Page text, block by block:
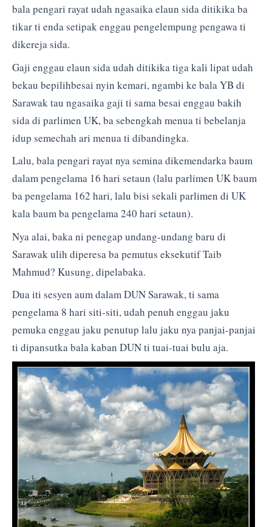
bala pengari rayat udah ngasaika elaun sida ditikika ba
tikar ti enda setipak enggau pengelempung pengawa ti
dikereja sida.
Gaji enggau elaun sida udah ditikika tiga kali lipat udah
bekau bepilihbesai nyin kemari, ngambi ke bala YB di
Sarawak tau ngasaika gaji ti sama besai enggau bakih
sida di parlimen UK, ba sebengkah menua ti bebelanja
idup semechah ari menua ti dibandingka.
Lalu, bala pengari rayat nya semina dikemendarka baum
dalam pengelama 16 hari setaun (lalu parlimen UK baum
ba pengelama 162 hari, lalu bisi sekali parlimen di UK
kala baum ba pengelama 240 hari setaun).
Nya alai, baka ni penegap undang-undang baru di
Sarawak ulih diperesa ba pemutus eksekutif Taib
Mahmud? Kusung, dipelabaka.
Dua iti sesyen aum dalam DUN Sarawak, ti sama
pengelama 8 hari siti-siti, udah penuh enggau jaku
pemuka enggau jaku penutup lalu jaku nya panjai-panjai
ti dipansutka bala kaban DUN ti tuai-tuai bulu aja.